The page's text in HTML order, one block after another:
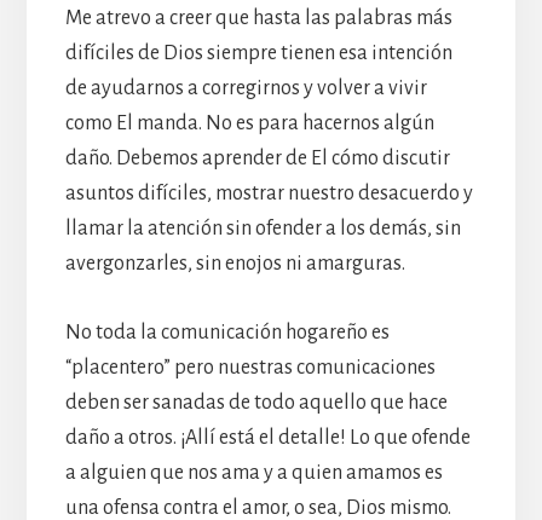
Me atrevo a creer que hasta las palabras más
difíciles de Dios siempre tienen esa intención
de ayudarnos a corregirnos y volver a vivir
como El manda. No es para hacernos algún
daño. Debemos aprender de El cómo discutir
asuntos difíciles, mostrar nuestro desacuerdo y
llamar la atención sin ofender a los demás, sin
avergonzarles, sin enojos ni amarguras.
No toda la comunicación hogareño es
“placentero” pero nuestras comunicaciones
deben ser sanadas de todo aquello que hace
daño a otros. ¡Allí está el detalle! Lo que ofende
a alguien que nos ama y a quien amamos es
una ofensa contra el amor, o sea, Dios mismo.